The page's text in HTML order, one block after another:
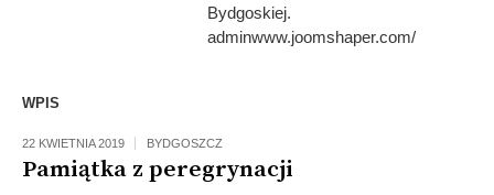
Bydgoskiej.
adminwww.joomshaper.com/
WPIS
22 KWIETNIA 2019 BYDGOSZCZ
Pamiątka z peregrynacji